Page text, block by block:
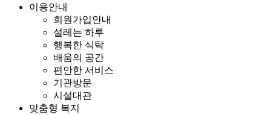
이용안내
회원가입안내
설레는 하루
행복한 식탁
배움의 공간
편안한 서비스
기관방문
시설대관
맞춤형 복지